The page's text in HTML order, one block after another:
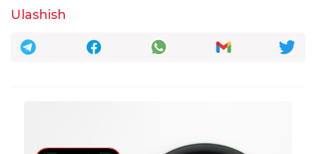
Nodirbek Nematjonov
O‘ktam Sarimsoqov :
Javob
Ulashish